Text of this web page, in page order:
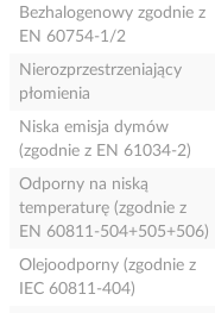
Bezhalogenowy zgodnie z
EN 60754-1/2
Nierozprzestrzeniający
płomienia
Niska emisja dymów
(zgodnie z EN 61034-2)
Odporny na niską
temperaturę (zgodnie z
EN 60811-504+505+506)
Olejoodporny (zgodnie z
IEC 60811-404)